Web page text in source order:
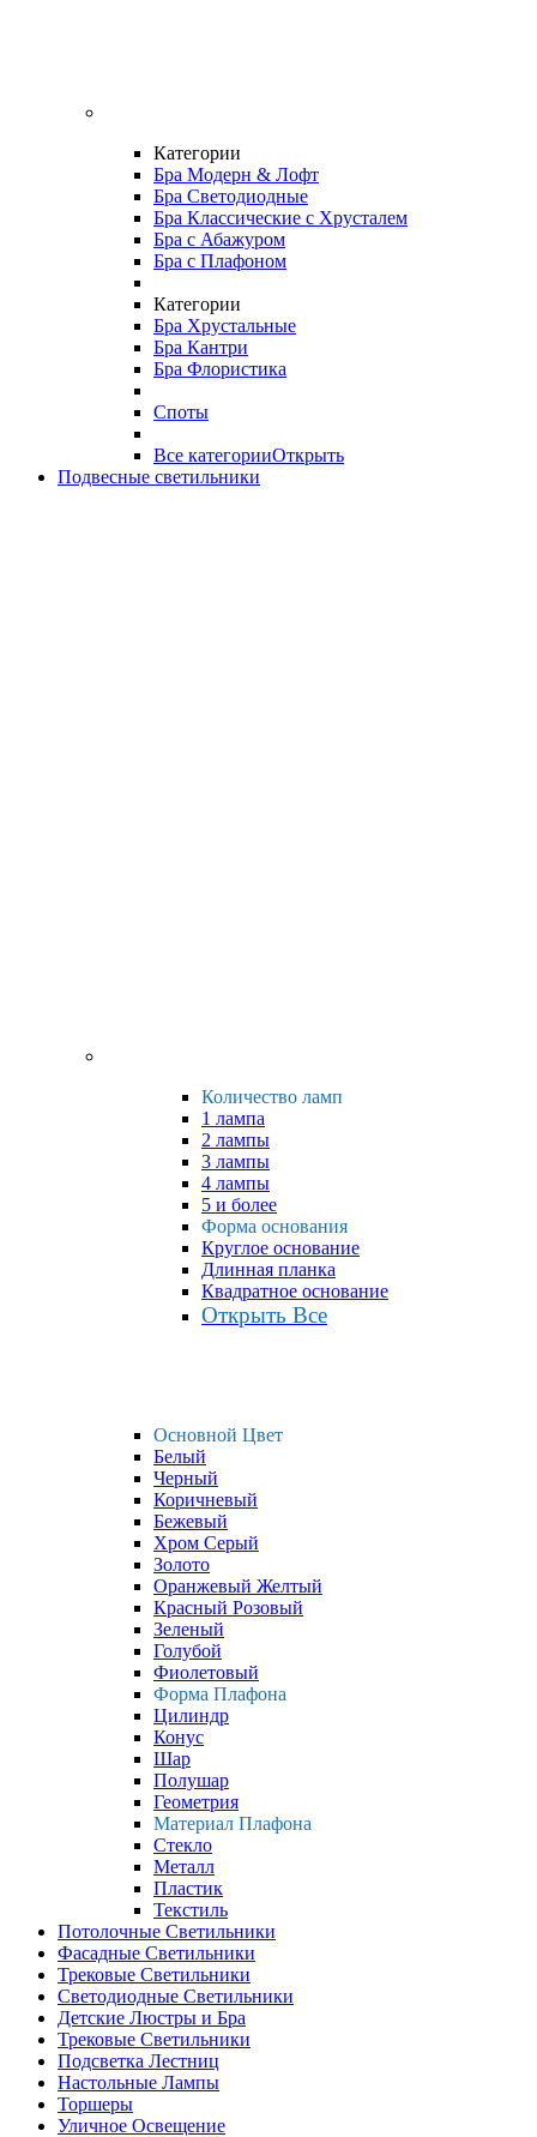
Категории
Бра Модерн & Лофт
Бра Светодиодные
Бра Классические с Хрусталем
Бра с Абажуром
Бра с Плафоном
Категории
Бра Хрустальные
Бра Кантри
Бра Флористика
Споты
Все категорииОткрыть
Подвесные светильники
Количество ламп
1 лампа
2 лампы
3 лампы
4 лампы
5 и более
Форма основания
Круглое основание
Длинная планка
Квадратное основание
Открыть Все
Основной Цвет
Белый
Черный
Коричневый
Бежевый
Хром Серый
Золото
Оранжевый Желтый
Красный Розовый
Зеленый
Голубой
Фиолетовый
Форма Плафона
Цилиндр
Конус
Шар
Полушар
Геометрия
Материал Плафона
Стекло
Металл
Пластик
Текстиль
Потолочные Светильники
Фасадные Светильники
Трековые Светильники
Светодиодные Светильники
Детские Люстры и Бра
Трековые Светильники
Подсветка Лестниц
Настольные Лампы
Торшеры
Уличное Освещение